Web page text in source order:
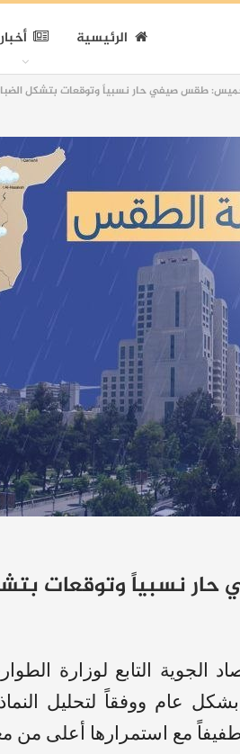
الرئيسية أخبار
طقس صيفي حار نسبياً وتوقعات بتشكل
نسبياً وتوقعات
الجوية التابع لوزارة
عام ووفقاً لتحليل
مع استمرارها أعلى من